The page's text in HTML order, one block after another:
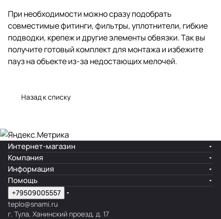
При необходимости можно сразу подобрать
совместимые фитинги, фильтры, уплотнители, гибкие
подводки, крепеж и другие элементы обвязки. Так вы
получите готовый комплект для монтажа и избежите
пауз на объекте из-за недостающих мелочей.
Назад к списку
Интернет-магазин
Компания
Информация
Помощь
+79509005557
teplo@snami.ru
г. Тула, Ханинский проезд, д. 17